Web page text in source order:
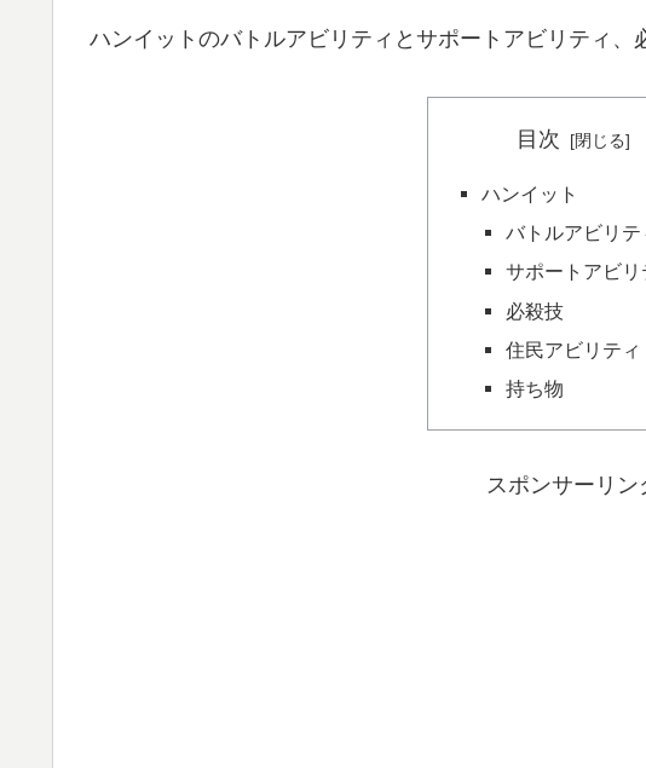
ハンイットのバトルアビリティとサポートアビリティ
目次
ハンイット
バトルアビリテ
サポートアビリ
必殺技
住民アビリティ
持ち物
スポンサーリン